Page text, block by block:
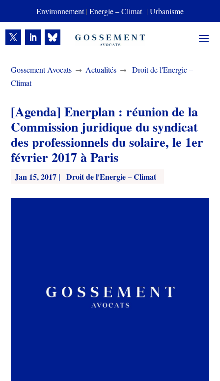
Environnement| Energie – Climat | Urbanisme
Gossement Avocats $ Actualités $
Droit de l'Energie –
Climat
[Agenda] Enerplan : réunion de la
Commission juridique du syndicat
des professionnels du solaire, le 1er
février 2017 à Paris
Jan 15, 2017 | Droit de l'Energie – Climat